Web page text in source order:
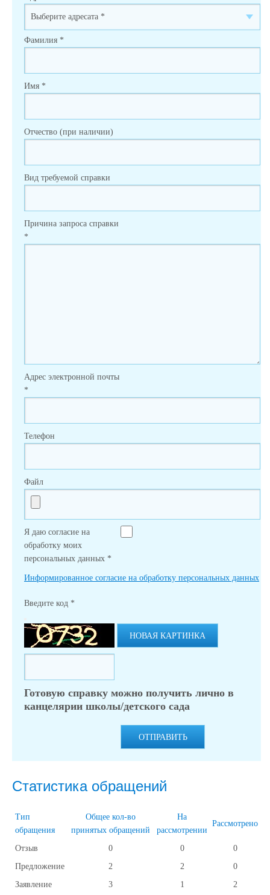
Фамилия *
Имя *
Отчество (при наличии)
Вид требуемой справки
Причина запроса справки
*
Адрес электронной почты
*
Телефон
Файл
Я даю согласие на
обработку моих
персональных данных *
Информированное согласие на обработку персональных данных
Введите код *
НОВАЯ КАРТИНКА
Готовую справку можно получить лично в
канцелярии школы/детского сада
ОТПРАВИТЬ
Статистика обращений
Тип
обращения
Общее кол-во
принятых обращений
На
рассмотрении
Рассмотрено
Отзыв 0 0
0
Предложение
2 2
0
Заявление
3 1
2